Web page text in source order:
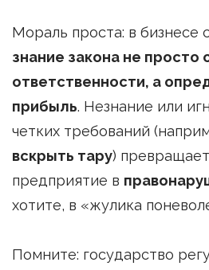
Мораль проста: в бизнесе
знание закона не просто
ответственности, а
прибыль. Незнание или
четких требований
вскрыть тару)
предприятие в
хотите, в «жулика
Помните: государство